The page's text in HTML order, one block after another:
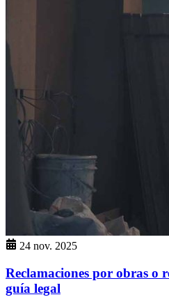
24 nov. 2025
Reclamaciones por obras o
guía legal